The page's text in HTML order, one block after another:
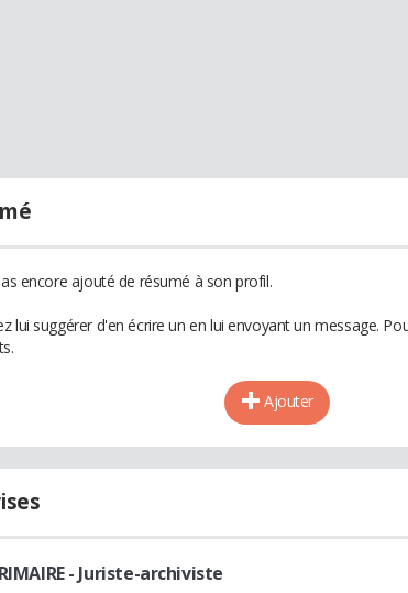
encore ajouté de résumé à son profil.
lui suggérer d'en écrire un en lui envoyant un message.
Ajouter
- Juriste-archiviste